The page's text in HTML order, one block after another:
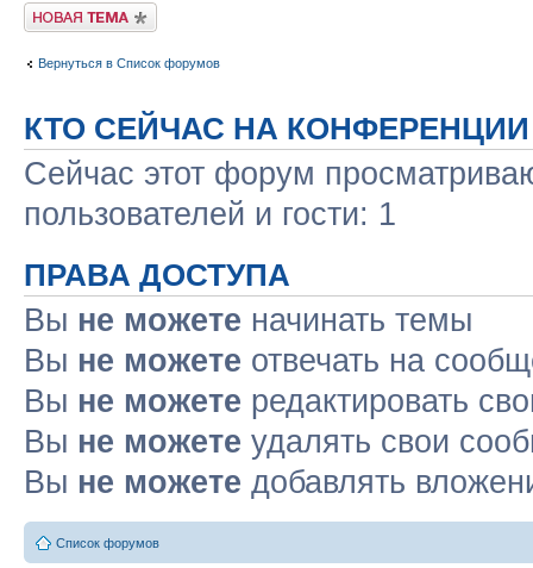
Новая тема
Вернуться в Список форумов
КТО СЕЙЧАС НА КОНФЕРЕНЦИИ
Сейчас этот форум
пользователей и гости: 1
ПРАВА ДОСТУПА
Вы не можете начинать темы
Вы не можете отвечать на
Вы не можете редактировать
Вы не можете удалять свои
Вы не можете добавлять
Список форумов